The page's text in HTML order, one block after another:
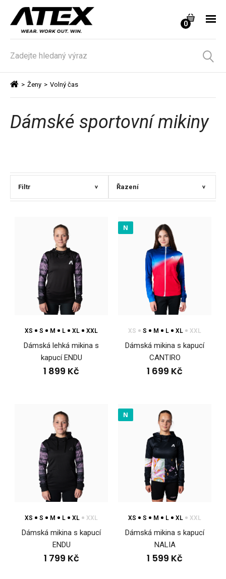
0
> Ženy > Volný čas
Dámské sportovní mikiny
Filtr > Řazení >
Dámská lehká mikina s kapucí ENDU
Dámská lehká mikina s kapucí ENDUMikiny se staly
nepostradatelnou součástí oblečení a to nejen ve sv..
XS S M L XL XXL
Dámská lehká mikina s
kapucí ENDU
1 899 Kč
N
XS S M L XL XXL
Dámská mikina s kapucí
CANTIRO
1 699 Kč
XS S M L XL XXL
Dámská mikina s kapucí
ENDU
1 799 Kč
N
XS S M L XL XXL
Dámská mikina s kapucí
NALIA
1 599 Kč